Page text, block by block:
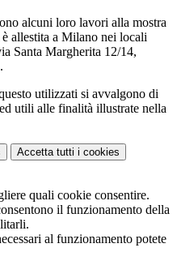
alcuni loro lavori alla mostra
allestita a Milano nei locali
Santa Margherita 12/14,
utilizzati si avvalgono di
utili alle finalità illustrate nella
Accetta tutti i cookies
quali cookie consentire.
il funzionamento della
al funzionamento potete